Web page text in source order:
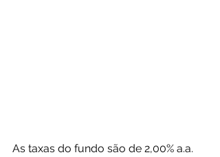
As taxas do fundo são de 2,00% a.a.